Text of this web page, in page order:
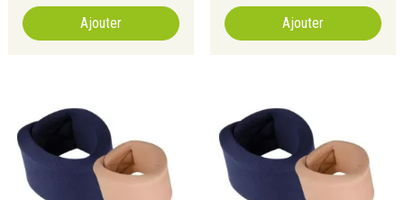
Ajouter Ajouter